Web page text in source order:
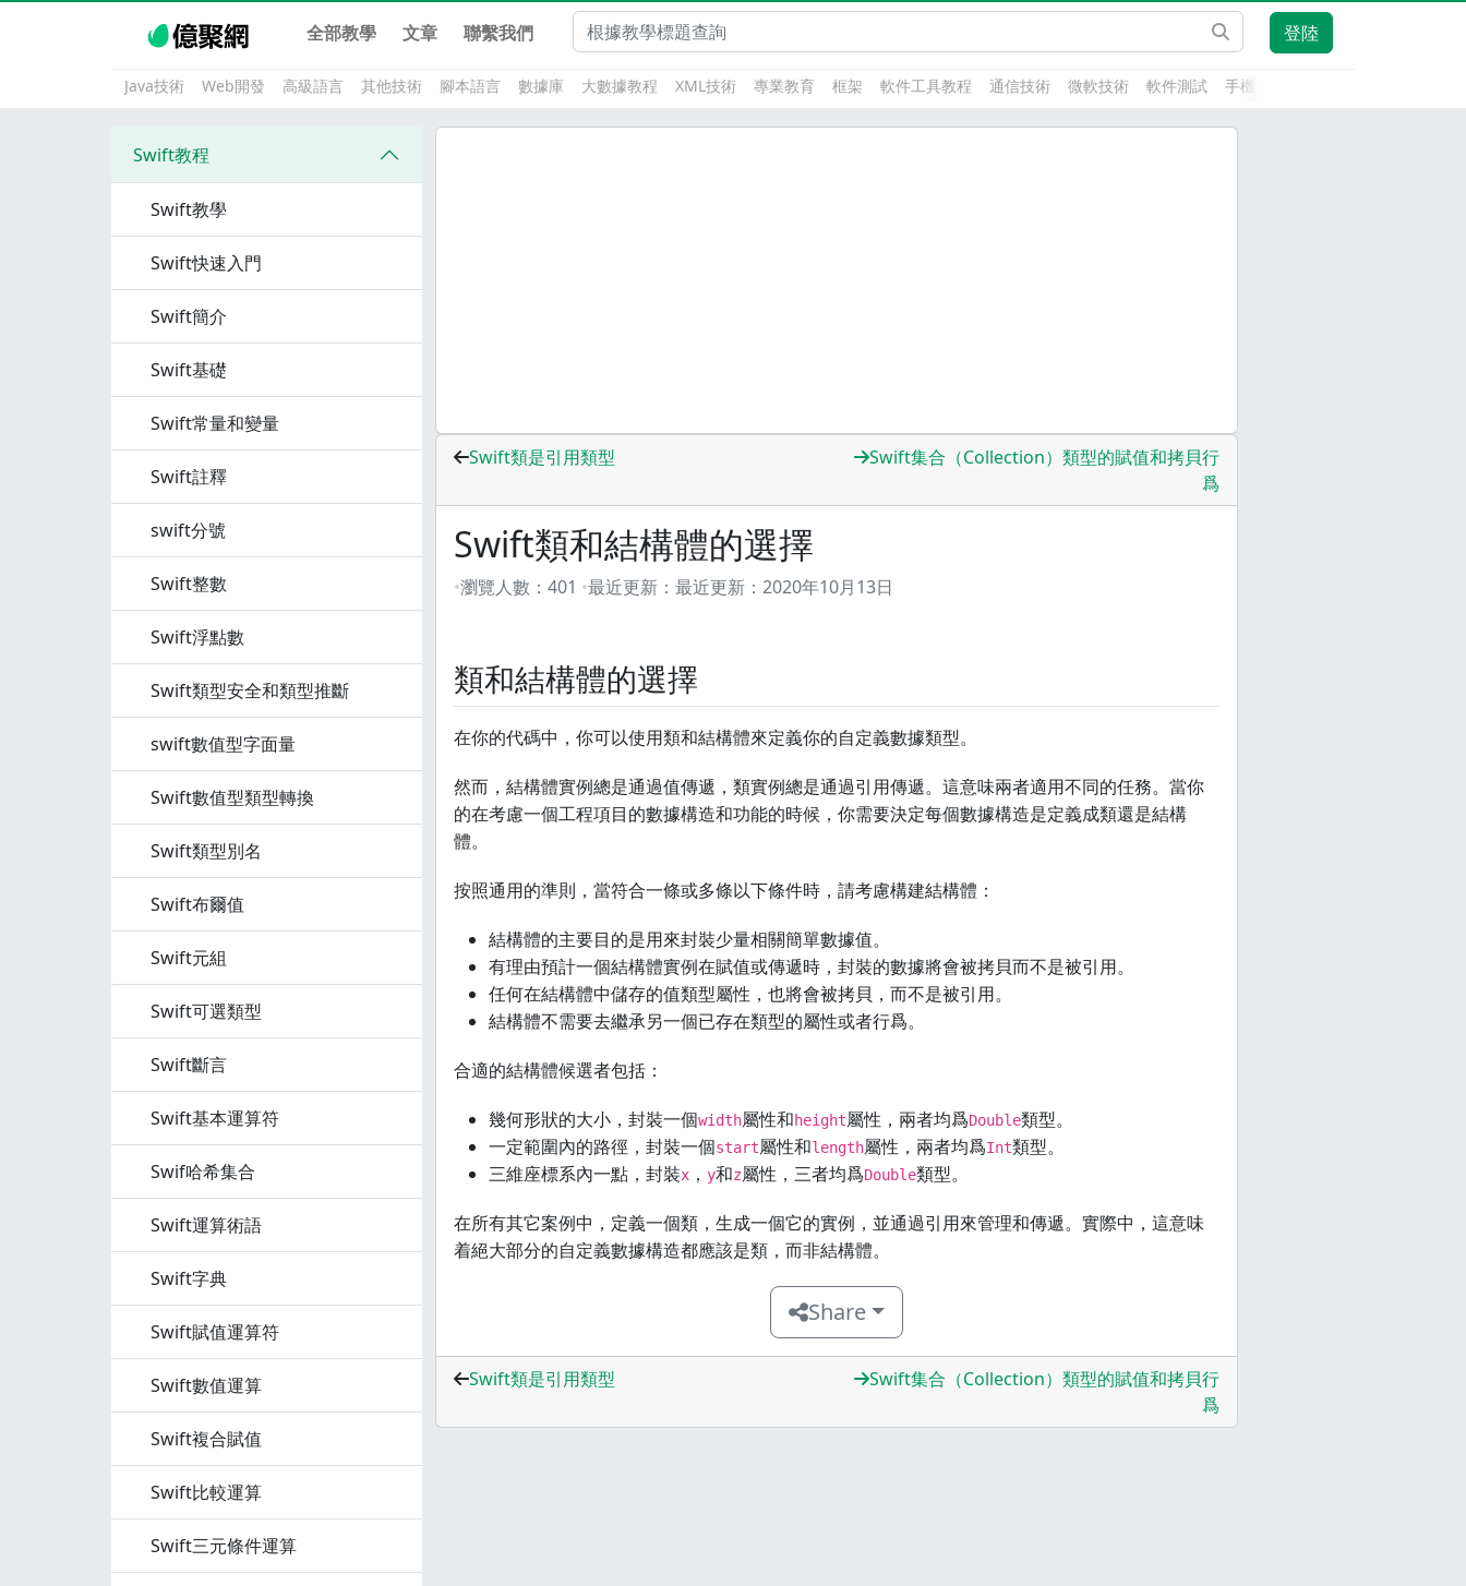
全部教學 文章 聯繫我們 登陸
Java技術 Web開發 高級語言 其他技術 腳本語言 數據庫 大數據教程 XML技術 專業教育 框架 軟件工具教程 通信技術 微軟技術 軟件測試 手機開發
Swift教程
Swift教學
Swift快速入門
Swift簡介
Swift基礎
Swift常量和變量
Swift註釋
swift分號
Swift整數
Swift浮點數
Swift類型安全和類型推斷
swift數值型字面量
Swift數值型類型轉換
Swift類型別名
Swift布爾值
Swift元組
Swift可選類型
Swift斷言
Swift基本運算符
Swif哈希集合
Swift運算術語
Swift字典
Swift賦值運算符
Swift數值運算
Swift複合賦值
Swift比較運算
Swift三元條件運算
Swift類是引用類型
Swift集合（Collection）類型的賦值和拷貝行
爲
Swift類和結構體的選擇
瀏覽人數： 401 最近更新： 最近更新： 2020年10月13日
類和結構體的選擇
在你的代碼中，你可以使用類和結構體來定義你的自定義數據類型。
然而，結構體實例總是通過值傳遞，類實例總是通過引用傳遞。這意味兩者適用不同的任務。當你
的在考慮一個工程項目的數據構造和功能的時候，你需要決定每個數據構造是定義成類還是結構
體。
按照通用的準則，當符合一條或多條以下條件時，請考慮構建結構體：
結構體的主要目的是用來封裝少量相關簡單數據值。
有理由預計一個結構體實例在賦值或傳遞時，封裝的數據將會被拷貝而不是被引用。
任何在結構體中儲存的值類型屬性，也將會被拷貝，而不是被引用。
結構體不需要去繼承另一個已存在類型的屬性或者行爲。
合適的結構體候選者包括：
幾何形狀的大小，封裝一個width屬性和height屬性，兩者均爲Double類型。
一定範圍內的路徑，封裝一個start屬性和length屬性，兩者均爲Int類型。
三維座標系內一點，封裝x ， y和z屬性，三者均爲Double類型。
在所有其它案例中，定義一個類，生成一個它的實例，並通過引用來管理和傳遞。實際中，這意味
着絕大部分的自定義數據構造都應該是類，而非結構體。
Share
Swift類是引用類型
Swift集合（Collection）類型的賦值和拷貝行
爲